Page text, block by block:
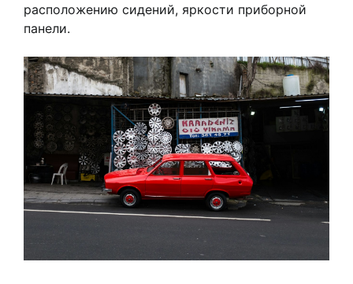
расположению сидений, яркости приборной
панели.